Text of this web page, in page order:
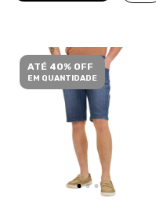
ATÉ 40% OFF
EM QUANTIDADE